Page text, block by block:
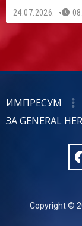
24.07.2026.
ИМПРЕСУМ
ЗА GENERAL
Copyright ©